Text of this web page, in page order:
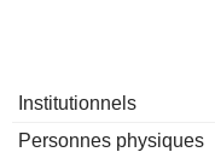
Institutionnels
Personnes physiques